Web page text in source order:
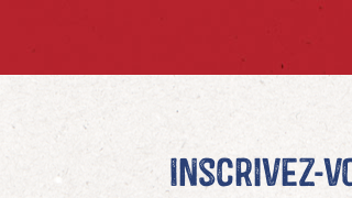
Inscrivez-